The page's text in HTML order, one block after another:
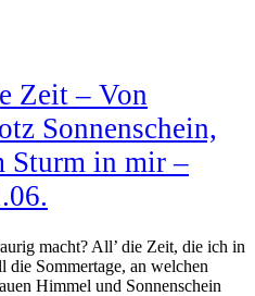
Zeit – Von
Sonnenschein,
Sturm in mir –
macht? All’ die Zeit, die ich in
Sommertage, an welchen
Himmel und Sonnenschein